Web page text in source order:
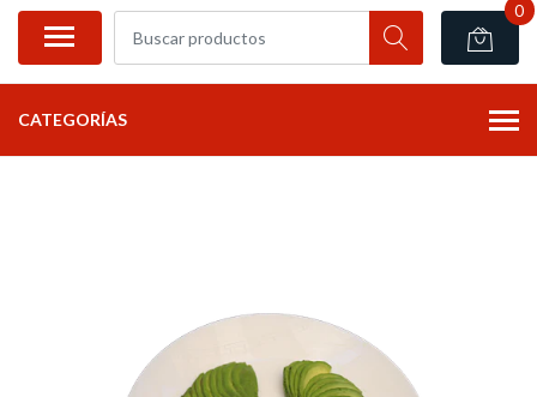
0
CATEGORÍAS